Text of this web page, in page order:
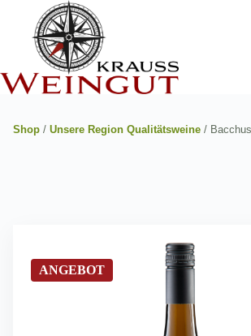
springen
Shop / Unsere Region Qualitätsweine /
ANGEBOT